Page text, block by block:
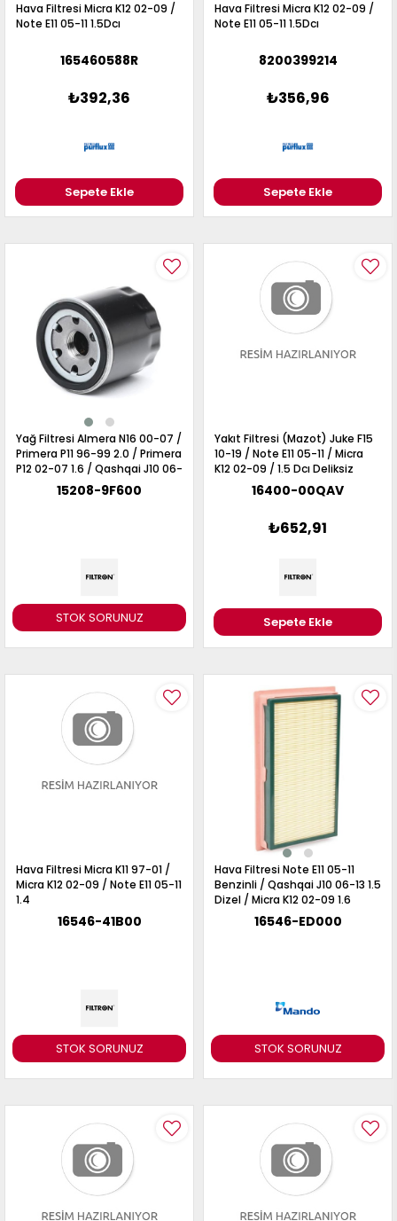
Hava Filtresi Micra K12 02-09 /
Note E11 05-11 1.5Dcı
165460588R
₺392,36
Sepete Ekle
Hava Filtresi Micra K12 02-09 /
Note E11 05-11 1.5Dcı
8200399214
₺356,96
Sepete Ekle
STOK SORUNUZ
Yağ Filtresi Almera N16 00-07 /
Primera P11 96-99 2.0 / Primera
P12 02-07 1.6 / Qashqai J10 06-
13 1.6 / Juke F15 10-19 1.6 /
Benzinli Motorlar
15208-9F600
Yakıt Filtresi (Mazot) Juke F15
10-19 / Note E11 05-11 / Micra
K12 02-09 / 1.5 Dcı Deliksiz
16400-00QAV
₺652,91
Sepete Ekle
STOK SORUNUZ
Hava Filtresi Micra K11 97-01 /
Micra K12 02-09 / Note E11 05-11
1.4
16546-41B00
STOK SORUNUZ
Hava Filtresi Note E11 05-11
Benzinli / Qashqai J10 06-13 1.5
Dizel / Micra K12 02-09 1.6
16546-ED000